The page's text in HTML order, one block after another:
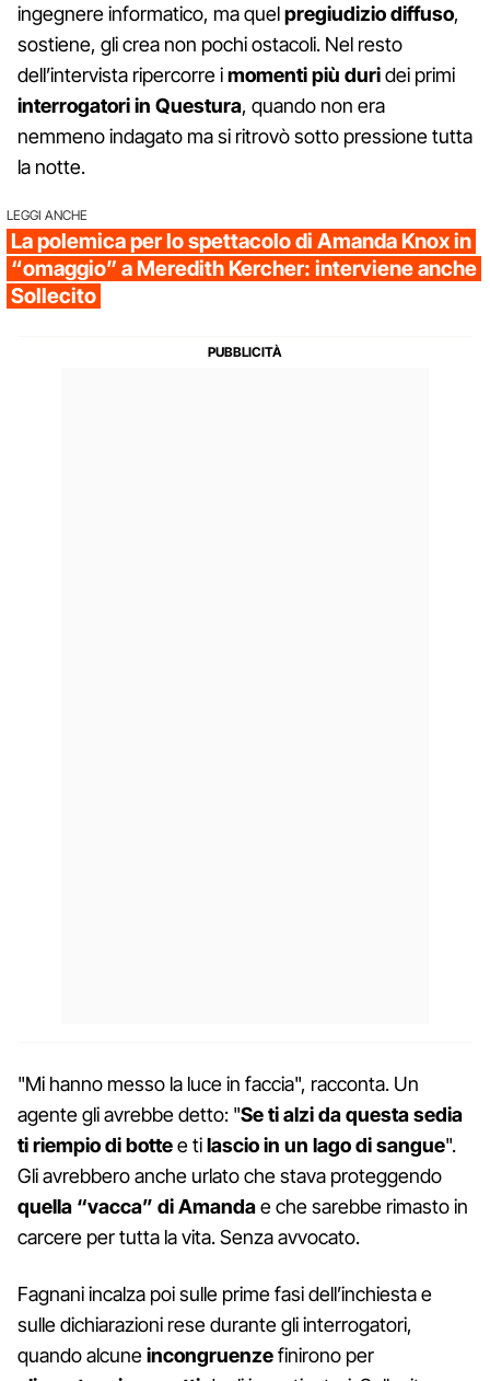
ingegnere informatico, ma quelpregiudizio diffuso,
sostiene, gli crea non pochi ostacoli. Nel resto
dell’intervista ripercorre imomenti più duridei primi
interrogatori in Questura, quando non era
nemmeno indagato ma si ritrovò sotto pressione tutta
la notte.
LEGGI ANCHE
La polemica per lo spettacolo di Amanda Knox in
“omaggio” a Meredith Kercher: interviene anche
Sollecito
"Mi hanno messo la luce in faccia", racconta. Un
agente gli avrebbe detto: "Se ti alzi da questa sedia
ti riempio di bottee tilascio in un lago di sangue".
Gli avrebbero anche urlato che stava proteggendo
quella “vacca” di Amandae che sarebbe rimasto in
carcere per tutta la vita. Senza avvocato.
Fagnani incalza poi sulle prime fasi dell’inchiesta e
sulle dichiarazioni rese durante gli interrogatori,
quando alcuneincongruenzefinirono per